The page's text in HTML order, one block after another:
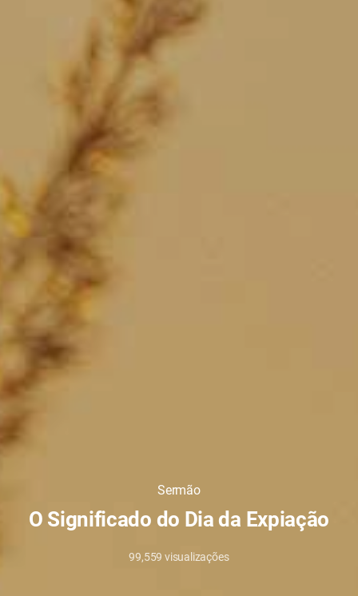
Sermão
O Significado do Dia da Expiação
23/9/2022
99,559visualizações